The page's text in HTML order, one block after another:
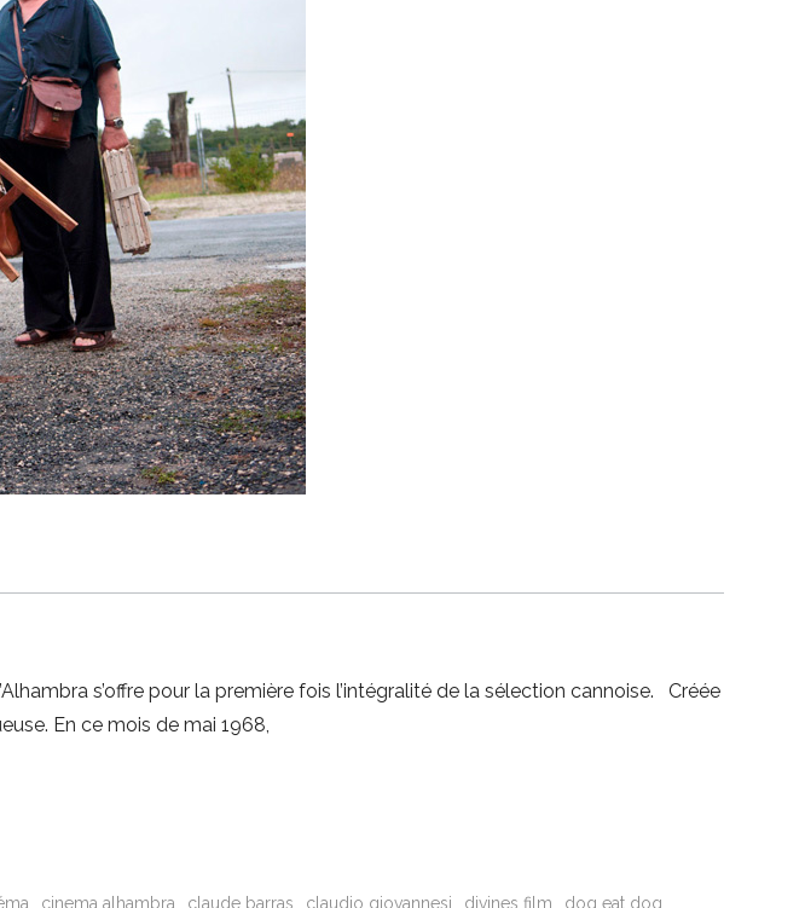
s’offre pour la première fois l’intégralité de la sélection cannoise. Créée
En ce mois de mai 1968,
cinema alhambra claude barras claudio giovannesi divines film dog eat dog